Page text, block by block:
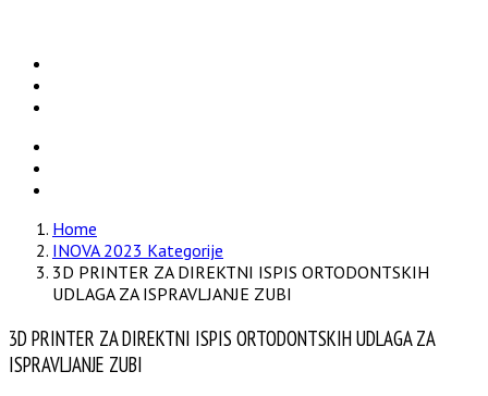
Home
INOVA 2023 Kategorije
3D PRINTER ZA DIREKTNI ISPIS ORTODONTSKIH
UDLAGA ZA ISPRAVLJANJE ZUBI
3D PRINTER ZA DIREKTNI ISPIS ORTODONTSKIH UDLAGA ZA
ISPRAVLJANJE ZUBI